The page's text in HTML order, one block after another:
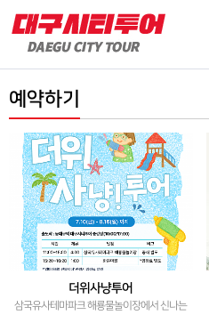
예약하기
더위사냥투어
삼국유사테마파크 해룡물놀이장에서 신나는